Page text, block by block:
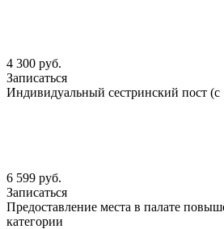
4 300 руб.
Записаться
Индивидуальный сестринский пост (с
6 599 руб.
Записаться
Предоставление места в палате
категории